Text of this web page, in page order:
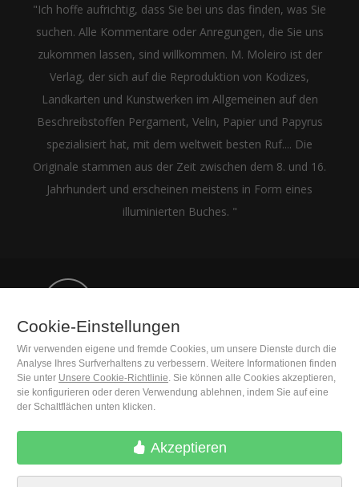
"Ich hoffe aufrichtig, dass Sie bei uns das finden, was Sie
suchen. Alle Kommentare oder Anregungen, die Sie uns
zukommen lassen, sind willkommen. M. Moleiro ist der
Verlag, der sich auf die Reproduktion von Kodizes,
Landkarten und Kunstwerken im Allgemeinen auf den
Beschreibstoffen Pergament, Velin, Papier und Papyrus
spezialisiert hat, mit dem weltweit besten Ruf.... Die
Originale stammen aus der Zeit zwischen dem 8. und 16.
Jahrhundert und erscheinen meistens in Form eines
illuminierten Buches. "
M. Moleiro Editor, S.A.
Travesera de Gracia, 17
E08021 Barcelona (Spain)
Cookie-Einstellungen
Wir verwenden eigene und fremde Cookies, um unsere Dienste durch die
Analyse Ihres Surfverhaltens zu verbessern. Weitere Informationen finden
Sie unter Unsere Cookie-Richtlinie. Sie können alle Cookies akzeptieren,
sie konfigurieren oder deren Verwendung ablehnen, indem Sie auf eine
der Schaltflächen unten klicken.
Akzeptieren